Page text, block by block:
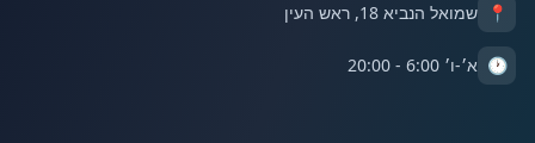
📍 שמואל הנביא 18, ראש העין
🕐 א׳-ו׳ 6:00 - 20:00